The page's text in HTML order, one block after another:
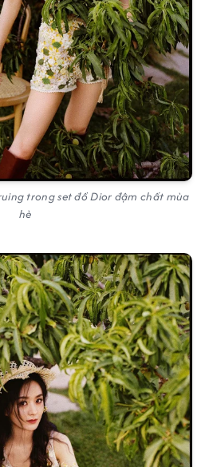
trong set đồ Dior đậm chất mùa
hè